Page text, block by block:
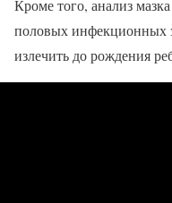
Кроме того, анализ
половых инфекционных
излечить до рождения